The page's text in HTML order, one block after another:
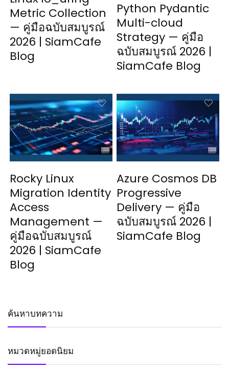
Metric Collection
— คู่มือฉบับสมบูรณ์
2026 | SiamCafe
Blog
Python Pydantic
Multi-cloud
Strategy — คู่มือ
ฉบับสมบูรณ์ 2026 |
SiamCafe Blog
Rocky Linux
Migration Identity
Access
Management —
คู่มือฉบับสมบูรณ์
2026 | SiamCafe
Blog
Azure Cosmos DB
Progressive
Delivery — คู่มือ
ฉบับสมบูรณ์ 2026 |
SiamCafe Blog
ค้นหาบทความ
หมวดหมู่ยอดนิยม